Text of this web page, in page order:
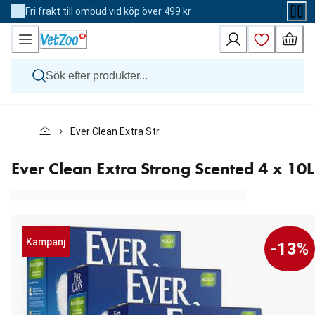
Skip
to
Content
Fri frakt till ombud vid köp över 499 kr
Katt
Veterinärfoder
Varumärken
Ever Clean Extra Strong Scented 4 x 10L
Ever Clean Extra Strong Scented 4 x 10L
Kampanj -13%